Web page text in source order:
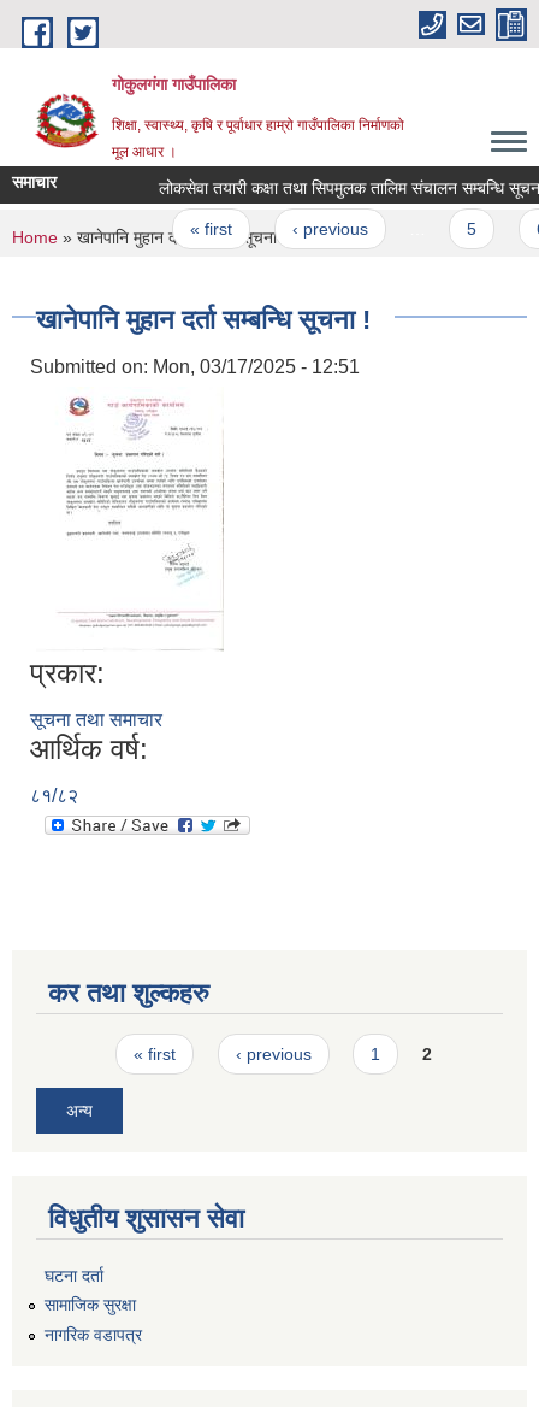
Skip to main content
गोकुलगंगा गाउँपालिका
शिक्षा, स्वास्थ्य, कृषि र पूर्वाधार हाम्रो गाउँपालिका निर्माणको
मूल आधार ।
समाचार लोकसेवा तयारी कक्षा तथा सिपमुलक तालिम संचालन सम्बन्धि सूचना
Pages
« first ‹ previous
You are here
Home » खानेपानि मुहान दर्ता सम्बन्धि सूचना !
खानेपानि मुहान दर्ता सम्बन्धि सूचना !
Submitted on: Mon, 03/17/2025 - 12:51
प्रकार:
सूचना तथा समाचार
आर्थिक वर्ष:
८१/८२
कर तथा शुल्कहरु
Pages« first ‹ previous 1 2
अन्य
विधुतीय शुसासन सेवा
घटना दर्ता
सामाजिक सुरक्षा
नागरिक वडापत्र